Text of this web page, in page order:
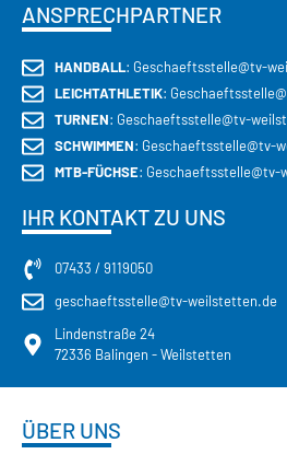
ANSPRECHPARTNER
HANDBALL: Geschaeftsstelle@tv-
LEICHTATHLETIK:
TURNEN: Geschaeftsstelle@tv-
SCHWIMMEN: Geschaeftsstelle@tv-
MTB-FÜCHSE:
IHR KONTAKT ZU UNS
07433 / 9119050
geschaeftsstelle@tv-weilstetten.de
Lindenstraße 24
72336 Balingen - Weilstetten
ÜBER UNS